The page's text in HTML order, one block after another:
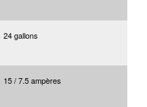
24 gallons
15 / 7.5 ampères